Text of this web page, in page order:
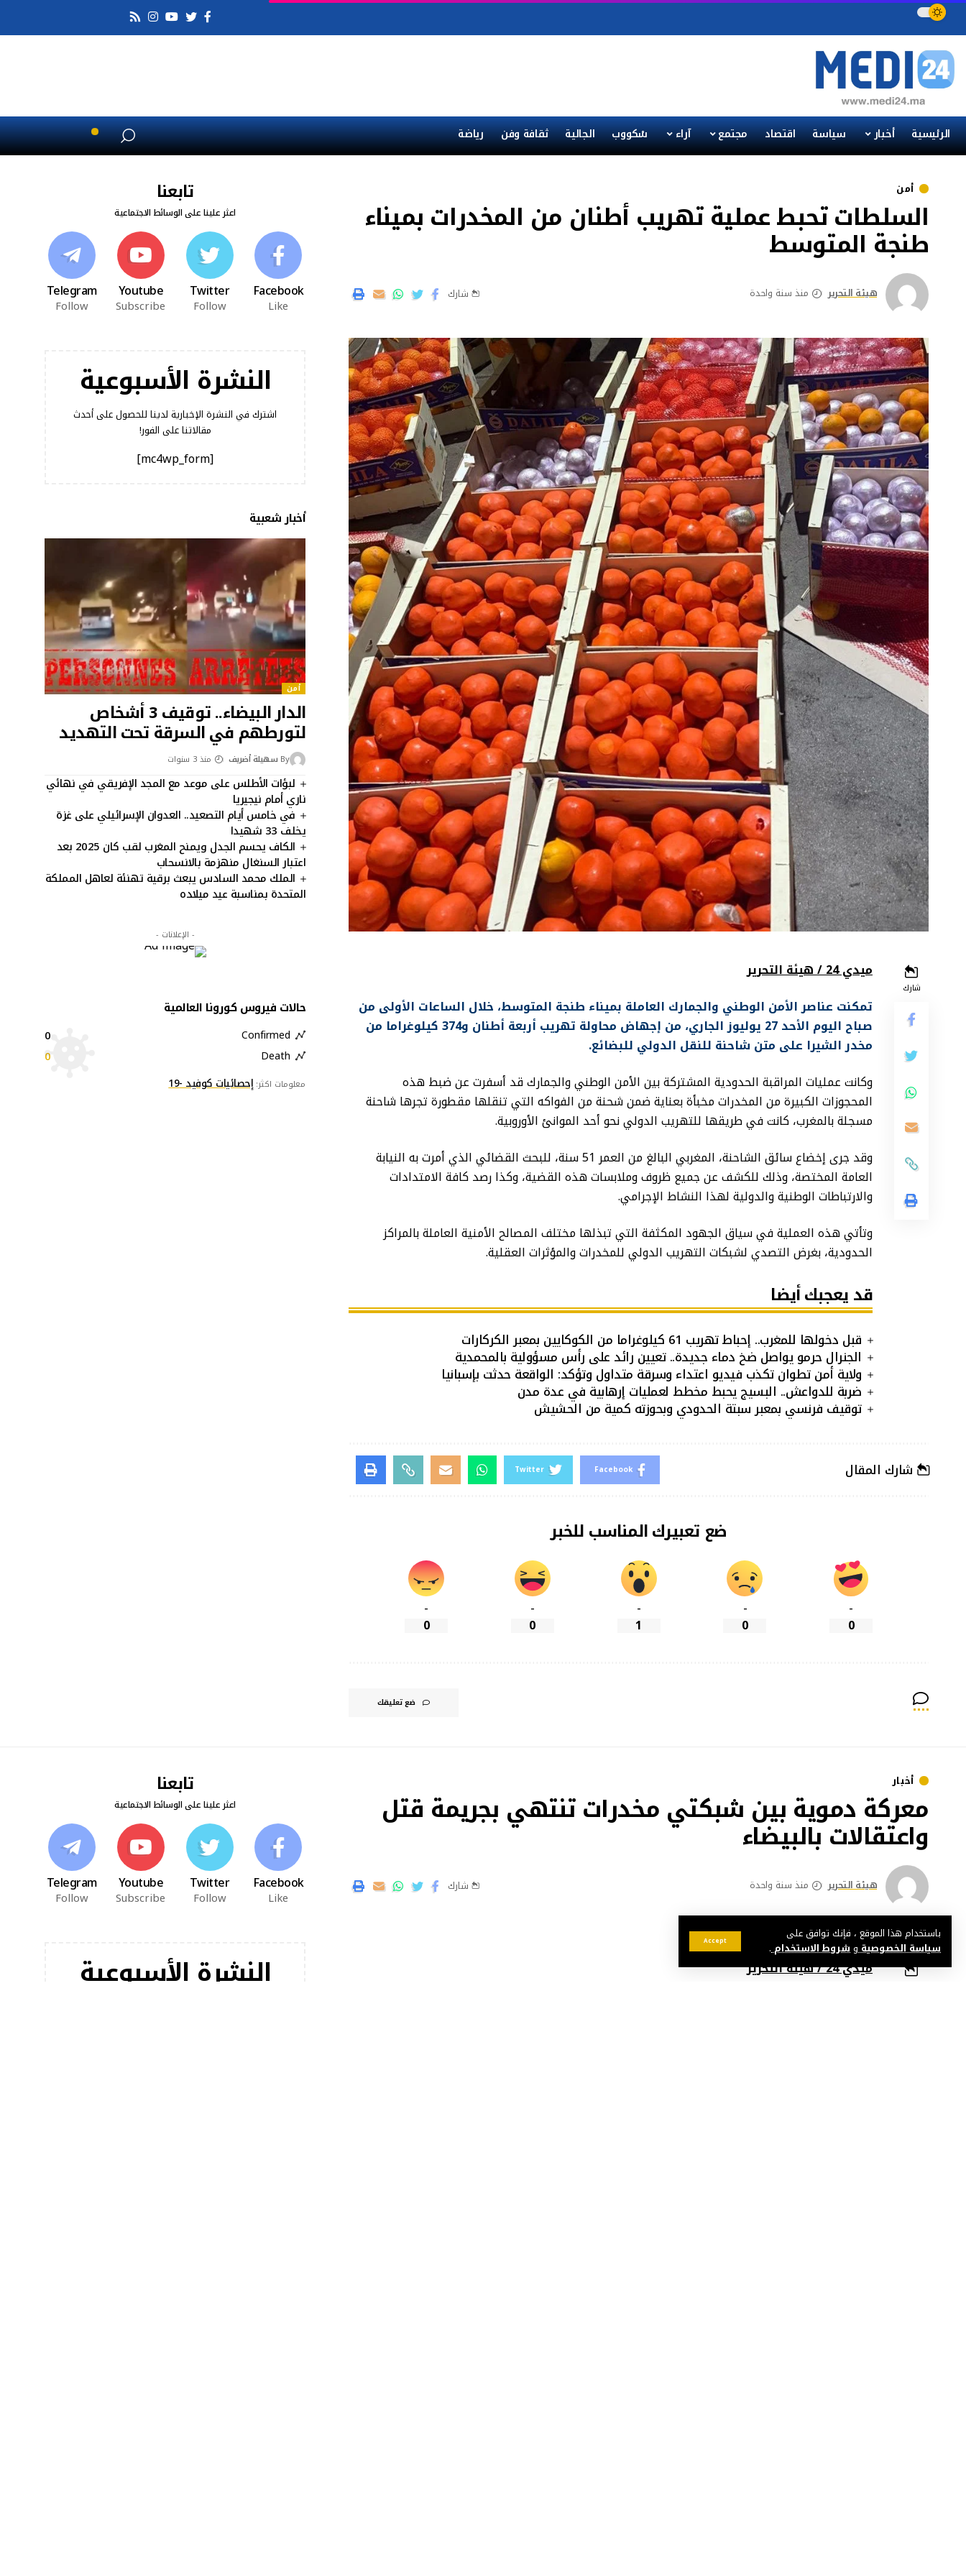
باستخدام هذا الموقع ، فإنك توافق على
سياسة الخصوصيةو شروط الاستخدام.
Accept
الرئيسية أخبار سياسة اقتصاد مجتمع آراء سْكووب الجالية ثقافة وفن رياضة
أمن
السلطات تحبط عملية تهريب أطنان من المخدرات بميناء
طنجة المتوسط
هيئة التحرير منذ سنة واحدة شارك
شارك
ميدي 24 / هيئة التحرير
تمكنت عناصر الأمن الوطني والجمارك العاملة بميناء طنجة المتوسط، خلال الساعات الأولى من
صباح اليوم الأحد 27 يوليوز الجاري، من إجهاض محاولة تهريب أربعة أطنان و374 كيلوغراما من
مخدر الشيرا على متن شاحنة للنقل الدولي للبضائع.
وكانت عمليات المراقبة الحدودية المشتركة بين الأمن الوطني والجمارك قد أسفرت عن ضبط هذه
المحجوزات الكبيرة من المخدرات مخبأة بعناية ضمن شحنة من الفواكه التي تنقلها مقطورة تجرها شاحنة
مسجلة بالمغرب، كانت في طريقها للتهريب الدولي نحو أحد الموانئ الأوروبية.
وقد جرى إخضاع سائق الشاحنة، المغربي البالغ من العمر 51 سنة، للبحث القضائي الذي أمرت به النيابة
العامة المختصة، وذلك للكشف عن جميع ظروف وملابسات هذه القضية، وكذا رصد كافة الامتدادات
والارتباطات الوطنية والدولية لهذا النشاط الإجرامي.
وتأتي هذه العملية في سياق الجهود المكثفة التي تبذلها مختلف المصالح الأمنية العاملة بالمراكز
الحدودية، بغرض التصدي لشبكات التهريب الدولي للمخدرات والمؤثرات العقلية.
قد يعجبك أيضا
قبل دخولها للمغرب.. إحباط تهريب 61 كيلوغراما من الكوكايين بمعبر الكركارات
الجنرال حرمو يواصل ضخ دماء جديدة.. تعيين رائد على رأس مسؤولية بالمحمدية
ولاية أمن تطوان تكذب فيديو اعتداء وسرقة متداول وتؤكد: الواقعة حدثت بإسبانيا
ضربة للدواعش.. البسيج يحبط مخطط لعمليات إرهابية في عدة مدن
توقيف فرنسي بمعبر سبتة الحدودي وبحوزته كمية من الحشيش
شارك المقال Facebook
Twitter
ضع تعبيرك المناسب للخبر
-
0
-
0
-
1
-
0
-
0
ضع تعليقك
تابعنا
اعثر علينا على الوسائط الاجتماعية
Facebook
Like
Twitter
Follow
Youtube
Subscribe
Telegram
Follow
النشرة الأسبوعية
اشترك في النشرة الإخبارية لدينا للحصول على أحدث
مقالاتنا على الفور!
[mc4wp_form]
أخبار شعبية
أمن
الدار البيضاء.. توقيف 3 أشخاص
لتورطهم في السرقة تحت التهديد
By سهيلة أضريف منذ 3 سنوات
لبؤات الأطلس على موعد مع المجد الإفريقي في نهائي
ناري أمام نيجيريا
في خامس أيام التصعيد.. العدوان الإسرائيلي على غزة
يخلف 33 شهيدا
الكاف يحسم الجدل ويمنح المغرب لقب كان 2025 بعد
اعتبار السنغال منهزمة بالانسحاب
الملك محمد السادس يبعث برقية تهنئة لعاهل المملكة
المتحدة بمناسبة عيد ميلاده
- الإعلانات -
حالات فيروس كورونا العالمية
Confirmed
0
Death
0
معلومات اكثر:إحصائيات كوفيد -19
أخبار
معركة دموية بين شبكتي مخدرات تنتهي بجريمة قتل
واعتقالات بالبيضاء
هيئة التحرير منذ سنة واحدة شارك
ميدي 24 / هيئة التحرير
تابعنا
اعثر علينا على الوسائط الاجتماعية
Facebook
Like
Twitter
Follow
Youtube
Subscribe
Telegram
Follow
النشرة الأسبوعية